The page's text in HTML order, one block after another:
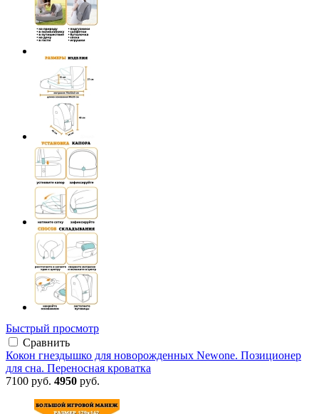
Быстрый просмотр
Сравнить
Кокон гнездышко для новорожденных Newone. Позиционер
для сна. Переносная кроватка
7100 руб. 4950 руб.